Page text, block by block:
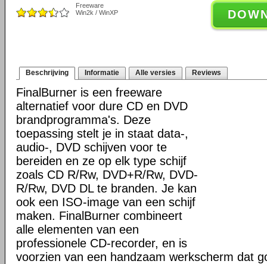
Freeware
Win2k / WinXP
Beschrijving Informatie Alle versies Reviews
FinalBurner is een freeware
alternatief voor dure CD en DVD
brandprogramma's. Deze
toepassing stelt je in staat data-,
audio-, DVD schijven voor te
bereiden en ze op elk type schijf
zoals CD R/Rw, DVD+R/Rw, DVD-
R/Rw, DVD DL te branden. Je kan
ook een ISO-image van een schijf
maken. FinalBurner combineert
alle elementen van een
professionele CD-recorder, en is
voorzien van een handzaam werkscherm dat